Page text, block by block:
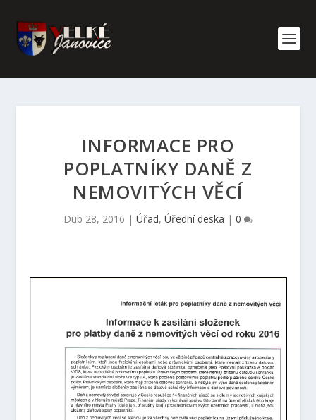
INFORMACE PRO
POPLATNÍKY DANĚ Z
NEMOVITÝCH VĚCÍ
Dub 28, 2016 | Úřad, Úřední deska | 0